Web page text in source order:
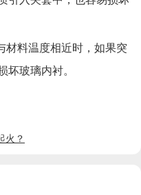
材料温度相近时，如果突
坏玻璃内衬。
火？